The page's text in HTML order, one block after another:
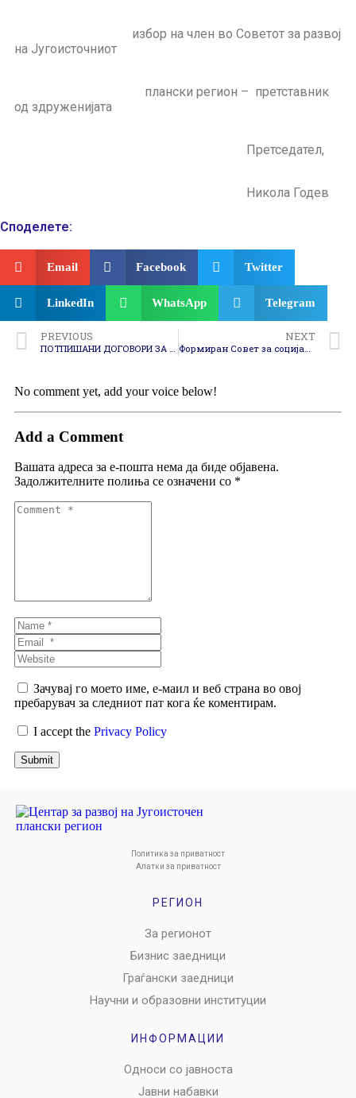
избор на член во Советот за развој
на Југоисточниот
плански регион – претставник
од здруженијата
Претседател,
Никола Годев
Споделeте:
Email Facebook Twitter
LinkedIn WhatsApp Telegram
PREVIOUS
ПОТПИШАНИ ДОГОВОРИ ЗА РЕАЛИЗАЦИЈА НА ПРОЕКТИ ОД ПРОГРАМАТА ЗА РРР
NEXT
Формиран Совет за социјална заштита на Југоисточниот плански регион
No comment yet, add your voice below!
Add a Comment
Вашата адреса за е-пошта нема да биде објавена.
Задолжителните полиња се означени со *
Comment
Name
*Email
*Website
Зачувај го моето име, е-маил и веб страна во овој
пребарувач за следниот пат кога ќе коментирам.
I accept the Privacy Policy
Submit
Политика за приватност
Алатки за приватност
РЕГИОН
За регионот
Бизнис заедници
Граѓански заедници
Научни и образовни институции
ИНФОРМАЦИИ
Односи со јавноста
Јавни набавки